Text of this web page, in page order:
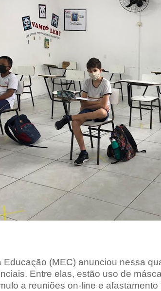
Educação (MEC) anunciou nessa
Entre elas, estão uso de
a reuniões on-line e